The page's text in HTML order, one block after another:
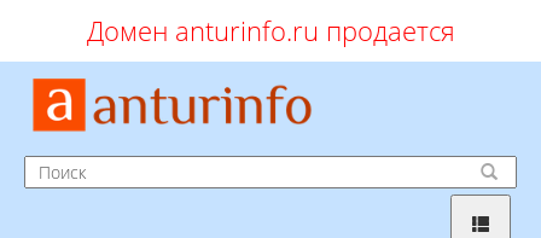
Домен anturinfo.ru продается